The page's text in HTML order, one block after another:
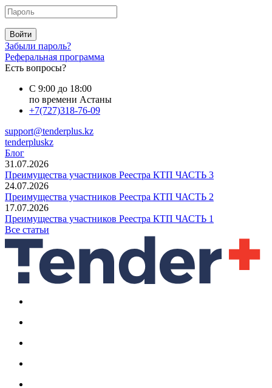
Войти
Забыли пароль?
Реферальная программа
Есть вопросы?
С 9:00 до 18:00
по времени Астаны
+7(727)318-76-09
support@tenderplus.kz
tenderpluskz
Блог
31.07.2026
Преимущества участников Реестра КТП ЧАСТЬ 3
24.07.2026
Преимущества участников Реестра КТП ЧАСТЬ 2
17.07.2026
Преимущества участников Реестра КТП ЧАСТЬ 1
Все статьи